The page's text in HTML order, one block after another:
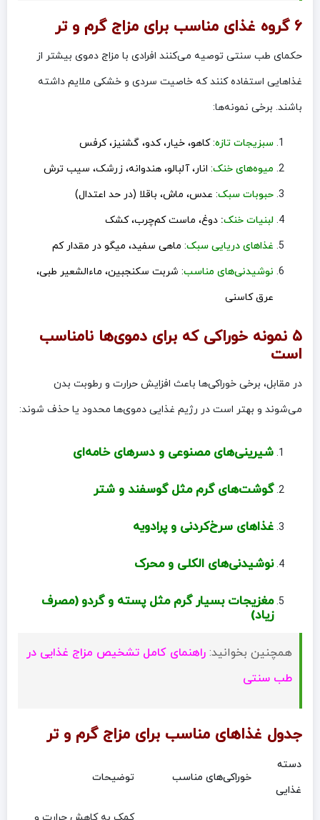
۶ گروه غذای مناسب برای مزاج گرم و تر
حکمای طب سنتی توصیه می‌کنند افرادی با مزاج دموی بیشتر از
غذاهایی استفاده کنند که خاصیت سردی و خشکی ملایم داشته
باشند. برخی نمونه‌ها:
سبزیجات تازه: کاهو، خیار، کدو، گشنیز، کرفس
میوه‌های خنک: انار، آلبالو، هندوانه، زرشک، سیب ترش
حبوبات سبک: عدس، ماش، باقلا (در حد اعتدال)
لبنیات خنک: دوغ، ماست کم‌چرب، کشک
غذاهای دریایی سبک: ماهی سفید، میگو در مقدار کم
نوشیدنی‌های مناسب: شربت سکنجبین، ماءالشعیر طبی،
عرق کاسنی
۵ نمونه خوراکی که برای دموی‌ها نامناسب
است
در مقابل، برخی خوراکی‌ها باعث افزایش حرارت و رطوبت بدن
می‌شوند و بهتر است در رژیم غذایی دموی‌ها محدود یا حذف شوند:
شیرینی‌های مصنوعی و دسرهای خامه‌ای
گوشت‌های گرم مثل گوسفند و شتر
غذاهای سرخ‌کردنی و پرادویه
نوشیدنی‌های الکلی و محرک
مغزیجات بسیار گرم مثل پسته و گردو (مصرف
زیاد)
همچنین بخوانید: راهنمای کامل تشخیص مزاج غذایی در
طب سنتی
جدول غذاهای مناسب برای مزاج گرم و تر
دسته
غذایی
خوراکی‌های مناسب توضیحات